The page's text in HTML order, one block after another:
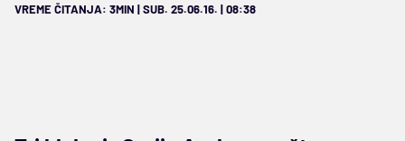
VREME ČITANJA: 3MIN | SUB. 25.06.16. | 08:38